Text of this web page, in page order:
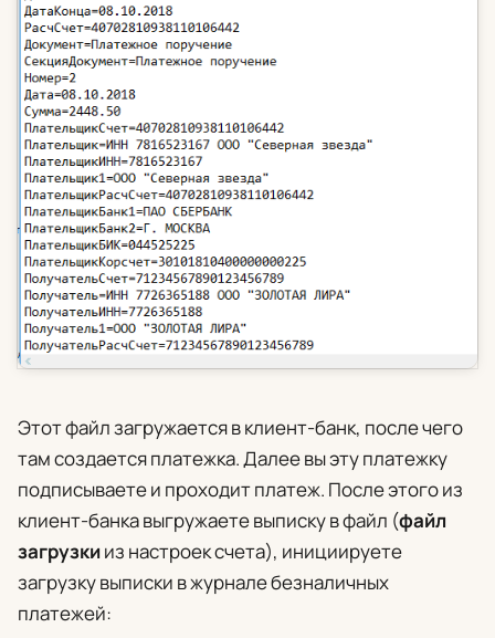
Этот файл загружается в клиент-банк, после чего
там создается платежка. Далее вы эту платежку
подписываете и проходит платеж. После этого из
клиент-банка выгружаете выписку в файл (файл
загрузкииз настроек счета), инициируете
загрузку выписки в журнале безналичных
платежей: